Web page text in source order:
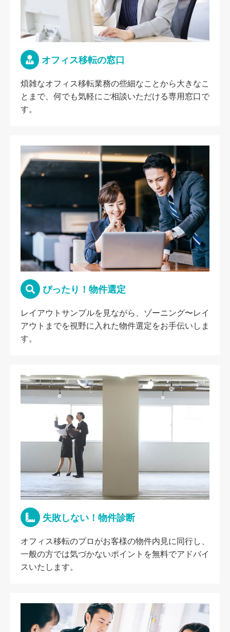
オフィス移転の窓口
煩雑なオフィス移転業務の些細なことから大きなこ
とまで、何でも気軽にご相談いただける専用窓口で
す。
ぴったり！物件選定
レイアウトサンプルを見ながら、ゾーニング〜レイ
アウトまでを視野に入れた物件選定をお手伝いしま
す。
失敗しない！物件診断
オフィス移転のプロがお客様の物件内見に同行し、
一般の方では気づかないポイントを無料でアドバイ
スいたします。